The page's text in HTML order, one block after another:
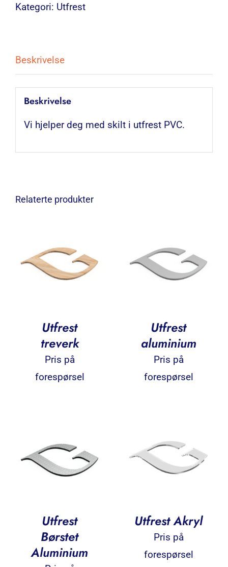
Kategori: Utfrest
Beskrivelse
Beskrivelse
Vi hjelper deg med skilt i utfrest PVC.
Relaterte produkter
Utfrest
treverk
Pris på
forespørsel
Utfrest
aluminium
Pris på
forespørsel
Utfrest
Børstet
Aluminium
Utfrest Akryl
Pris på
forespørsel